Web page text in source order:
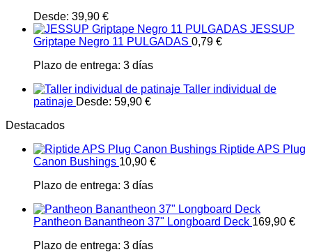
Desde: 39,90 €
JESSUP
Griptape Negro 11 PULGADAS 0,79 €
Plazo de entrega: 3 días
Taller individual de
patinaje Desde: 59,90 €
Destacados
Riptide APS Plug
Canon Bushings 10,90 €
Plazo de entrega: 3 días
Pantheon Banantheon 37" Longboard Deck 169,90 €
Plazo de entrega: 3 días